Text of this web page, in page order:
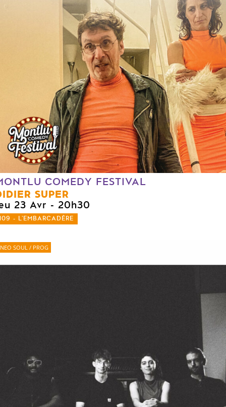
COMEDY FESTIVAL
SUPER
23 Avr - 20h30
- L'EMBARCADÈRE
NEO SOUL / PROG